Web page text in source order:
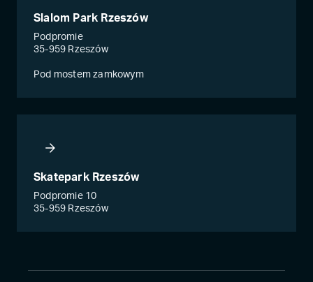
Slalom Park Rzeszów
Podpromie
35-959 Rzeszów
Pod mostem zamkowym
Skatepark Rzeszów
Podpromie 10
35-959 Rzeszów